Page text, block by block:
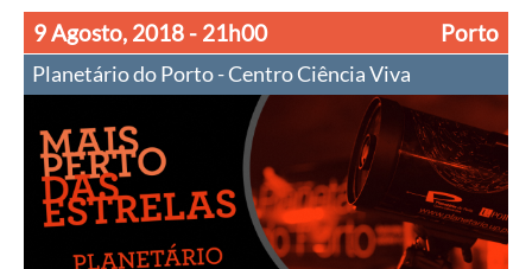
9 Agosto, 2018 - 21h00 Porto
Planetário do Porto - Centro Ciência Viva